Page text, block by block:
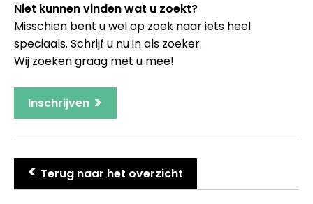
Niet kunnen vinden wat u zoekt?
Misschien bent u wel op zoek naar iets heel
speciaals. Schrijf u nu in als zoeker.
Wij zoeken graag met u mee!
Inschrijven >
> Terug naar het overzicht